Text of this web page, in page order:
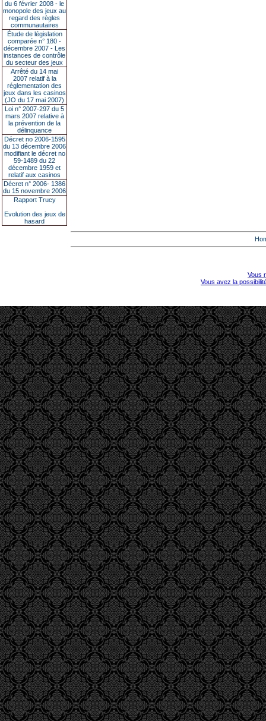
du 6 février 2008 - le
monopole des jeux au
regard des règles
communautaires
Étude de législation
comparée n° 180 -
décembre 2007 - Les
instances de contrôle
du secteur des jeux
Arrêté du 14 mai
2007 relatif à la
réglementation des
jeux dans les casinos
(JO du 17 mai 2007)
Loi n° 2007-297 du 5
mars 2007 relative à
la prévention de la
délinquance
Décret no 2006-1595
du 13 décembre 2006
modifiant le décret no
59-1489 du 22
décembre 1959 et
relatif aux casinos
Décret n° 2006- 1386
du 15 novembre 2006
Rapport Trucy
Evolution des jeux de
hasard
Vous
Vous avez la